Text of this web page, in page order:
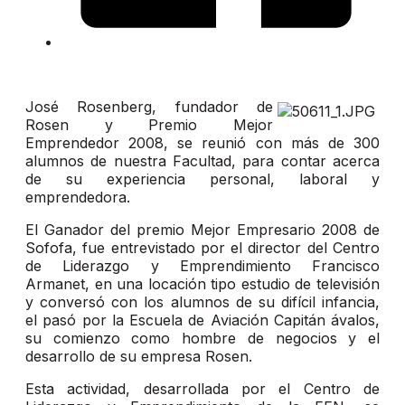
José Rosenberg, fundador de
Rosen y Premio Mejor
Emprendedor 2008, se reunió con más de 300
alumnos de nuestra Facultad, para contar acerca
de su experiencia personal, laboral y
emprendedora.
El Ganador del premio Mejor Empresario 2008 de
Sofofa, fue entrevistado por el director del Centro
de Liderazgo y Emprendimiento Francisco
Armanet, en una locación tipo estudio de televisión
y conversó con los alumnos de su difícil infancia,
el pasó por la Escuela de Aviación Capitán ávalos,
su comienzo como hombre de negocios y el
desarrollo de su empresa Rosen.
Esta actividad, desarrollada por el Centro de